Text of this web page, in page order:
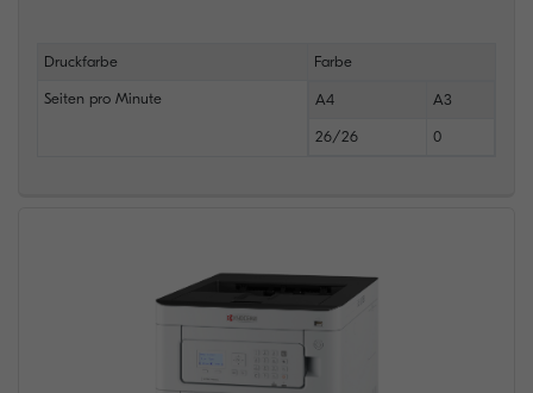
Druckfarbe Farbe
Seiten pro Minute A4 A3
26/26 0